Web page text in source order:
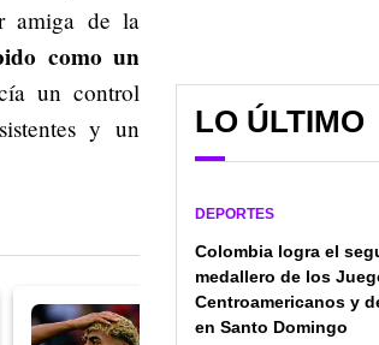
amiga de la
como un
un control
y un
Denuncian a Lamine
Yamal por contratar
LO ÚLTIMO
DEPORTES
Colombia logra el
medallero de los
Centroamericanos y
en Santo Domingo